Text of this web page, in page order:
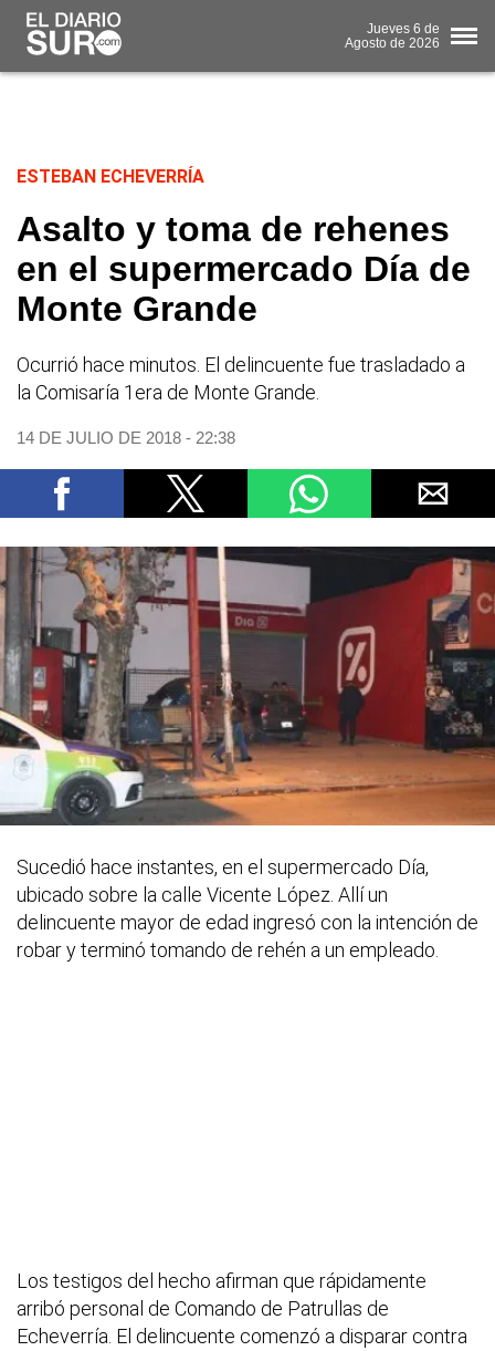
Jueves 6 de
Agosto de 2026
ESTEBAN ECHEVERRÍA
Asalto y toma de rehenes
en el supermercado Día de
Monte Grande
Ocurrió hace minutos. El delincuente fue trasladado a
la Comisaría 1era de Monte Grande.
14 DE JULIO DE 2018 - 22:38
Sucedió hace instantes, en el supermercado Día,
ubicado sobre la calle Vicente López. Allí un
delincuente mayor de edad ingresó con la intención de
robar y terminó tomando de rehén a un empleado.
Los testigos del hecho afirman que rápidamente
arribó personal de Comando de Patrullas de
Echeverría. El delincuente comenzó a disparar contra